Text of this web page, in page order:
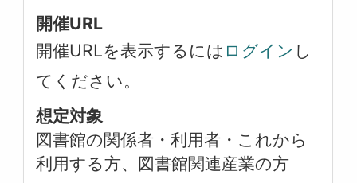
開催URL
開催URLを表示するには ログイン し
てください。
想定対象
図書館の関係者・利用者・これから
利用する方、図書館関連産業の方